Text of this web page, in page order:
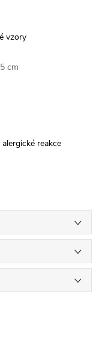
vzory
cm
reakce